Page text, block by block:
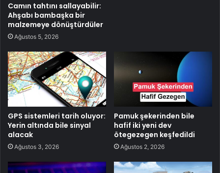
Camın tahtını sallayabilir:
Ahşabı bambaşka bir
malzemeye dönüştürdüler
Ağustos 5, 2026
GPS sistemleri tarih oluyor:
Yerin altında bile sinyal
alacak
Ağustos 3, 2026
Pamuk şekerinden bile
hafif iki yeni dev
ötegezegen keşfedildi
Ağustos 2, 2026